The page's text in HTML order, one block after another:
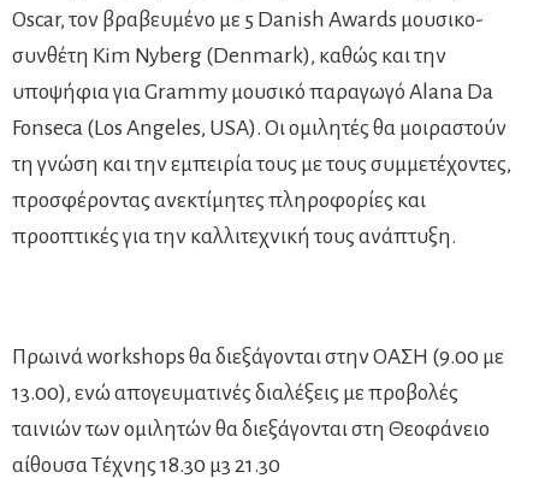
Oscar, τον βραβευμένο με 5 Danish Awards μουσικο-
συνθέτη Kim Nyberg (Denmark), καθώς και την
υποψήφια για Grammy μουσικό παραγωγό Alana Da
Fonseca (Los Angeles, USA). Οι ομιλητές θα μοιραστούν
τη γνώση και την εμπειρία τους με τους συμμετέχοντες,
προσφέροντας ανεκτίμητες πληροφορίες και
προοπτικές για την καλλιτεχνική τους ανάπτυξη.
Πρωινά workshops θα διεξάγονται στην ΟΑΣΗ (9.00 με
13.00), ενώ απογευματινές διαλέξεις με προβολές
ταινιών των ομιλητών θα διεξάγονται στη Θεοφάνειο
αίθουσα Τέχνης 18.30 μ3 21.30